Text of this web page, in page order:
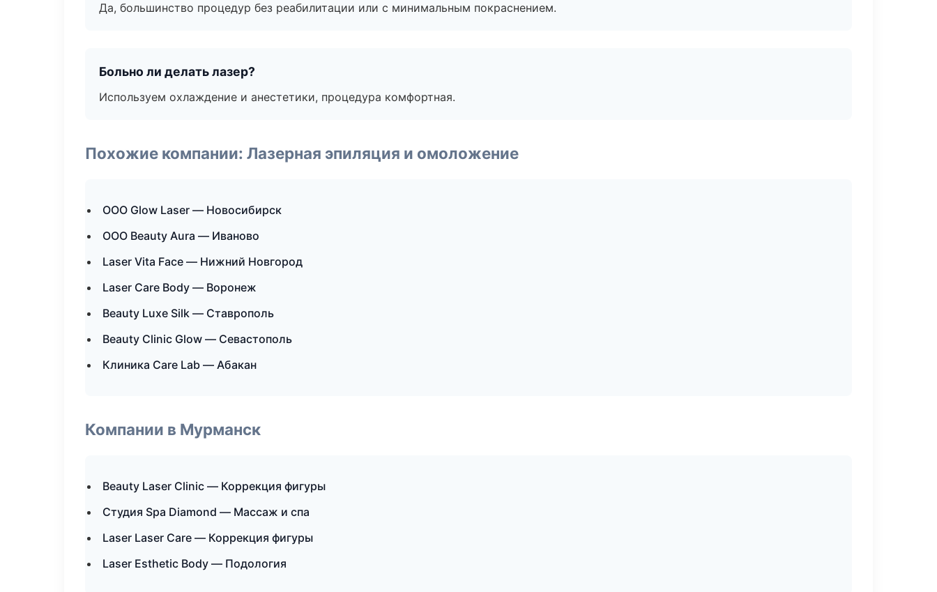
Да, большинство процедур без реабилитации или с минимальным покраснением.
Больно ли делать лазер?
Используем охлаждение и анестетики, процедура комфортная.
Похожие компании: Лазерная эпиляция и омоложение
ООО Glow Laser — Новосибирск
ООО Beauty Aura — Иваново
Laser Vita Face — Нижний Новгород
Laser Care Body — Воронеж
Beauty Luxe Silk — Ставрополь
Beauty Clinic Glow — Севастополь
Клиника Care Lab — Абакан
Компании в Мурманск
Beauty Laser Clinic — Коррекция фигуры
Студия Spa Diamond — Массаж и спа
Laser Laser Care — Коррекция фигуры
Laser Esthetic Body — Подология